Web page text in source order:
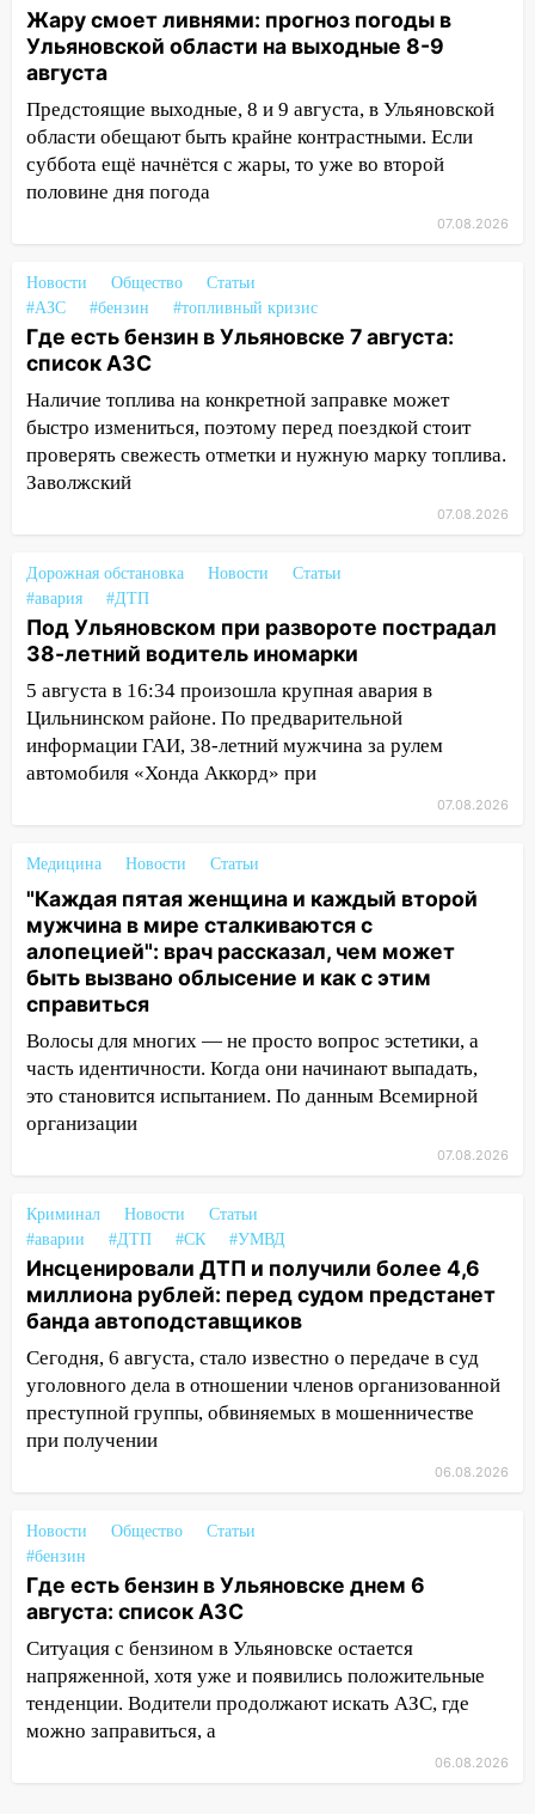
09:35
В Ульяновске директора фирмы
будут судить за неуплату налогов на 48
млн рублей
08:22 Подросток на питбайке сбил
велосипедистку: пострадали двое
07:20 Жара возвращается: ожидается
06:00
пострадал 38-летний водитель
иномарки
05:00
«Каждая пятая женщина и каждый
второй мужчина в мире сталкиваются с
алопецией»: врач рассказал, чем может
быть вызвано облысение и как с этим
справиться
Гороскоп на 7 августа: пятница
отличные шансы исправить старые
ошибки
06.08.2026
23:20 Прогноз погоды на 7 августа в
Ульяновской области
20:04 Ульяновцев приглашают на забег,
посвящённый Дню воздушного флота
руководителя частной компании
наказали за сокрытие прошлого своего
сотрудник
18:02 В Ульяновск едут звезды
баскетбола!
17:08
оставил в силе приговор руководству
«УльяновскФармации» за махинации на
3,2 млн рублей
Чемпионате России
16:02
В Ульяновской области убрали
более 28% площадей зерновых и
зернобобовых культур
15:51
Бросила кирпич в жену брата: в
Ульяновской области завели дело на
агрессивную женщину
15:47 На улице Радищева сбили
курьера: крупная авария в Ульяновске
новый кавалер женщины оказался
рецидивистом
14:26 В Ульяновске ограничат движение
по улице Ефремова
14:23 67% ульяновцев готовы
передумать увольняться, если им
повысят зарплату
Инсценировали ДТП и получили
Жару смоет ливнями: прогноз погоды в
Ульяновской области на выходные 8-9
августа
Предстоящие выходные, 8 и 9 августа, в Ульяновской
области обещают быть крайне контрастными. Если
суббота ещё начнётся с жары, то уже во второй
половине дня погода
07.08.2026
Новости Общество
Статьи
#АЗС
#бензин #топливный кризис
Где есть бензин в Ульяновске 7 августа:
список АЗС
Наличие топлива на конкретной заправке может
быстро измениться, поэтому перед поездкой стоит
проверять свежесть отметки и нужную марку топлива.
Заволжский
07.08.2026
Дорожная обстановка Новости
Статьи
#авария
#ДТП
Под Ульяновском при развороте пострадал
38-летний водитель иномарки
5 августа в 16:34 произошла крупная авария в
Цильнинском районе. По предварительной
информации ГАИ, 38-летний мужчина за рулем
автомобиля «Хонда Аккорд» при
07.08.2026
Медицина Новости Статьи
"Каждая пятая женщина и каждый второй
мужчина в мире сталкиваются с
алопецией": врач рассказал, чем может
быть вызвано облысение и как с этим
справиться
Волосы для многих — не просто вопрос эстетики, а
часть идентичности. Когда они начинают выпадать,
это становится испытанием. По данным Всемирной
организации
07.08.2026
Криминал Новости
Статьи
#аварии
#ДТП #СК #УМВД
Инсценировали ДТП и получили более 4,6
миллиона рублей: перед судом предстанет
банда автоподставщиков
Сегодня, 6 августа, стало известно о передаче в суд
уголовного дела в отношении членов организованной
преступной группы, обвиняемых в мошенничестве
при получении
06.08.2026
Новости Общество
Статьи
#бензин
Где есть бензин в Ульяновске днем 6
августа: список АЗС
Ситуация с бензином в Ульяновске остается
напряженной, хотя уже и появились положительные
тенденции. Водители продолжают искать АЗС, где
можно заправиться, а
06.08.2026